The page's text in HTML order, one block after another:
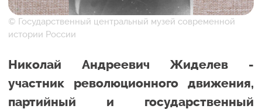
© Государственный центральный музей современной
истории России
Николай Андреевич Жиделев -
участник революционного движения,
партийный и государственный